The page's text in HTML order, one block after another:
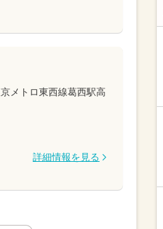
メトロ東西線葛西駅高
詳細情報を見る